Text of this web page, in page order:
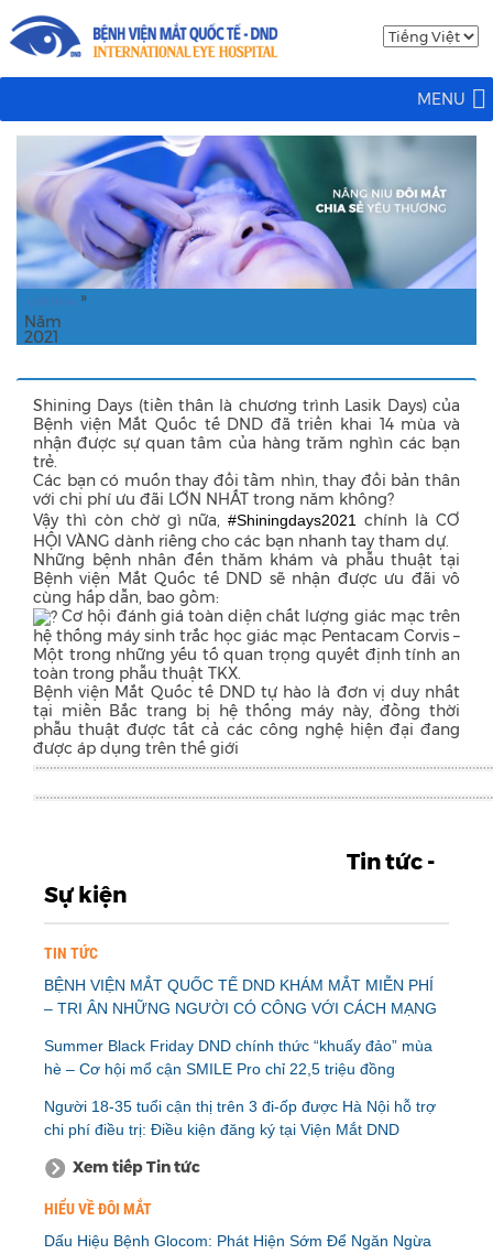
MENU
Giới thiệu »
Năm
2021
Shining Days (tiền thân là chương trình Lasik Days) của
Bệnh viện Mắt Quốc tế DND đã triển khai 14 mùa và
nhận được sự quan tâm của hàng trăm nghìn các bạn
trẻ.
Các bạn có muốn thay đổi tầm nhìn, thay đổi bản thân
với chi phí ưu đãi LỚN NHẤT trong năm không?
Vậy thì còn chờ gì nữa,#Shiningdays2021
chính là CƠ
HỘI VÀNG dành riêng cho các bạn nhanh tay tham dự.
Những bệnh nhân đến thăm khám và phẫu thuật tại
Bệnh viện Mắt Quốc tế DND sẽ nhận được ưu đãi vô
cùng hấp dẫn, bao gồm:
Cơ hội đánh giá toàn diện chất lượng giác mạc trên
hệ thống máy sinh trắc học giác mạc Pentacam Corvis –
Một trong những yếu tố quan trọng quyết định tính an
toàn trong phẫu thuật TKX.
Bệnh viện Mắt Quốc tế DND tự hào là đơn vị duy nhất
tại miền Bắc trang bị hệ thống máy này, đồng thời
phẫu thuật được tất cả các công nghệ hiện đại đang
được áp dụng trên thế giới
Tin tức -
Sự kiện
TIN TỨC
BỆNH VIỆN MẮT QUỐC TẾ DND KHÁM MẮT MIỄN PHÍ
– TRI ÂN NHỮNG NGƯỜI CÓ CÔNG VỚI CÁCH MẠNG
Summer Black Friday DND chính thức “khuấy đảo” mùa
hè – Cơ hội mổ cận SMILE Pro chỉ 22,5 triệu đồng
Người 18-35 tuổi cận thị trên 3 đi-ốp được Hà Nội hỗ trợ
chi phí điều trị: Điều kiện đăng ký tại Viện Mắt DND
Xem tiếp Tin tức
HIỂU VỀ ĐÔI MẮT
Dấu Hiệu Bệnh Glocom: Phát Hiện Sớm Để Ngăn Ngừa